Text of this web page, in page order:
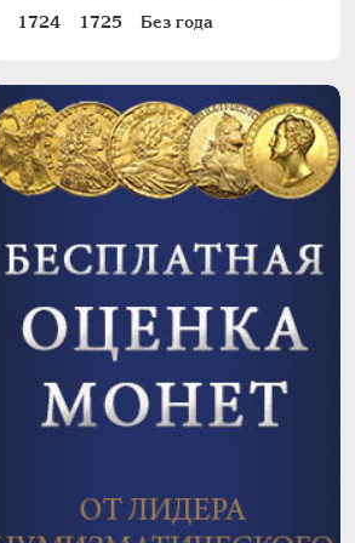
1724
1725 Без года